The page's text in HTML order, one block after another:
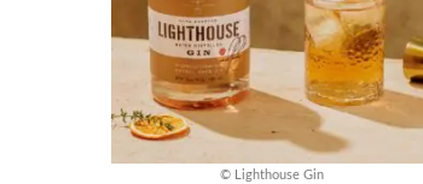
© Lighthouse Gin